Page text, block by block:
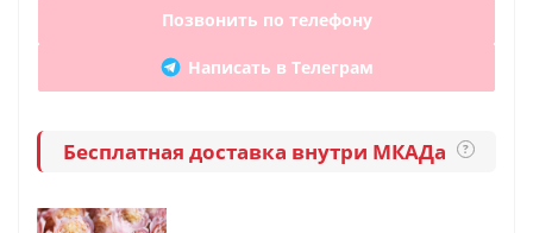
Позвонить по телефону
Написать в Телеграм
Бесплатная доставка внутри МКАДа ?